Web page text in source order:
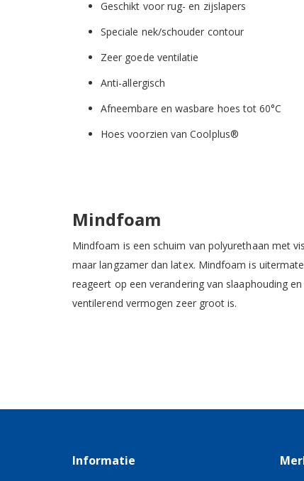
Geschikt voor rug- en zijslapers
Speciale nek/schouder contour
Zeer goede ventilatie
Anti-allergisch
Afneembare en wasbare hoes tot 60°C
Hoes voorzien van Coolplus®
Mindfoam
Mindfoam is een schuim van polyurethaan met
maar langzamer dan latex. Mindfoam is
reageert op een verandering van slaaphouding
ventilerend vermogen zeer groot is.
Informatie